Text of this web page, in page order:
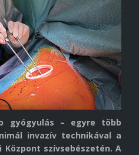
gyógyulás – egyre több
invazív technikával a
Központ szívsebészetén. A